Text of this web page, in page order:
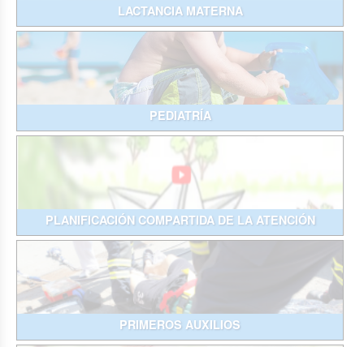
LACTANCIA MATERNA
PEDIATRÍA
PLANIFICACIÓN COMPARTIDA DE LA ATENCIÓN
PRIMEROS AUXILIOS